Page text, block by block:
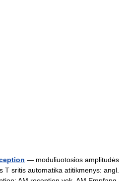
— moduliuotosios amplitudės
T sritis automatika atitikmenys: angl.